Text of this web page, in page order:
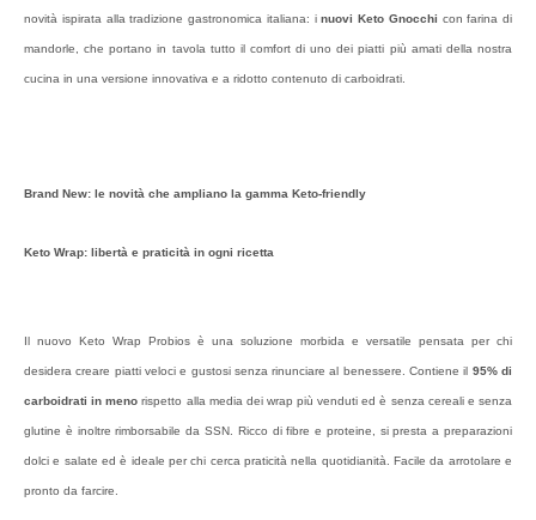
novità ispirata alla tradizione gastronomica italiana: inuovi Keto Gnocchi con farina di
mandorle, che portano in tavola tutto il comfort di uno dei piatti più amati della nostra
cucina in una versione innovativa e a ridotto contenuto di carboidrati.
Brand New: le novità che ampliano la gamma Keto-friendly
Keto Wrap: libertà e praticità in ogni ricetta
Il nuovo Keto Wrap Probios è una soluzione morbida e versatile pensata per chi
desidera creare piatti veloci e gustosi senza rinunciare al benessere. Contiene il 95% di
carboidrati in meno rispetto alla media dei wrap più venduti ed è senza cereali e senza
glutine è inoltre rimborsabile da SSN. Ricco di fibre e proteine, si presta a preparazioni
dolci e salate ed è ideale per chi cerca praticità nella quotidianità. Facile da arrotolare e
pronto da farcire.